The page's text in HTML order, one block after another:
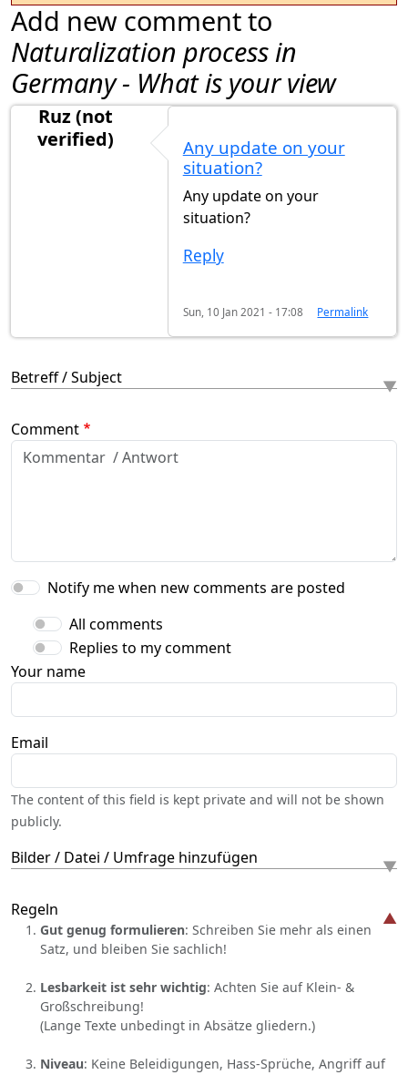
Add new comment to
Naturalization process in
Germany - What is your view
Ruz (not
verified)
Any update on your
situation?
Any update on your
situation?
Reply
Sun, 10 Jan 2021 - 17:08 Permalink
Betreff / Subject
Comment
Notify me when new comments are posted
All comments
Replies to my comment
Your name
Email
The content of this field is kept private and will not be shown
publicly.
Bilder / Datei / Umfrage hinzufügen
Regeln
Gut genug formulieren: Schreiben Sie mehr als einen
Satz, und bleiben Sie sachlich!
Lesbarkeit ist sehr wichtig: Achten Sie auf Klein- &
Großschreibung!
(Lange Texte unbedingt in Absätze gliedern.)
Niveau: Keine Beleidigungen, Hass-Sprüche, Angriff auf